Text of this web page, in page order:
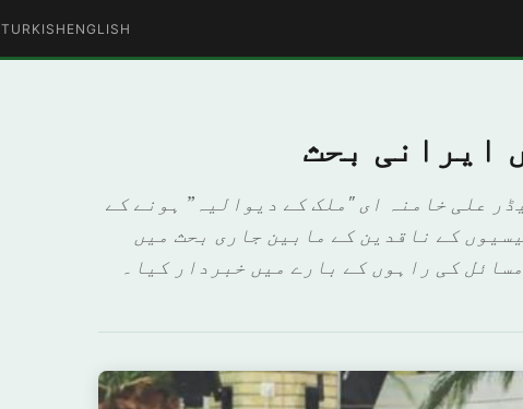
ENGLISH
TURKISH
ایرانی بحث
علی خامنہ ای "ملک کے دیوالیہ” ہونے کے
کے ناقدین کے مابین جاری بحث میں
کی راہوں کے بارے میں خبردار کیا۔